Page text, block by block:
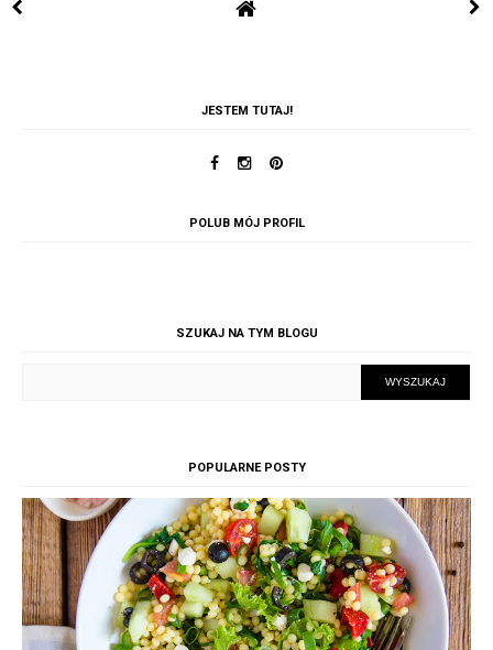
JESTEM TUTAJ!
POLUB MÓJ PROFIL
SZUKAJ NA TYM BLOGU
POPULARNE POSTY